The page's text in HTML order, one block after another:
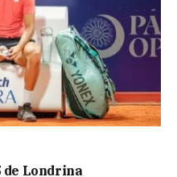
de Londrina